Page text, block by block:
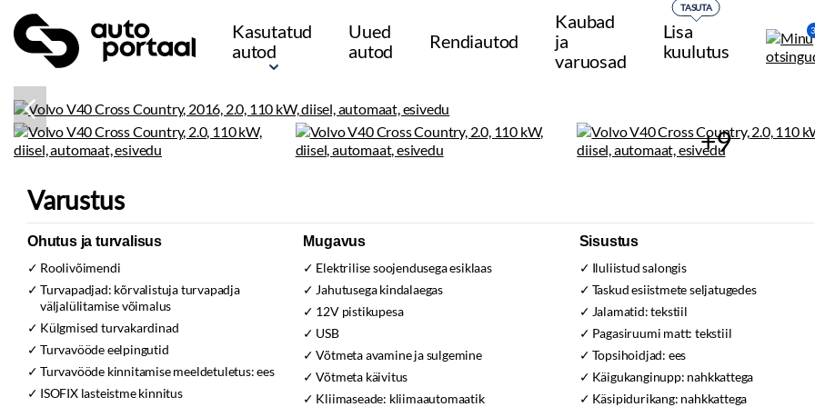
Kasutatud
autod
Uued
autod
Rendiautod
Kaubad
ja
varuosad
Lisa
kuulutus
TASUTA
+9
Varustus
Ohutus ja turvalisus
Roolivõimendi
Turvapadjad: kõrvalistuja turvapadja
väljalülitamise võimalus
Külgmised turvakardinad
Turvavööde eelpingutid
Turvavööde kinnitamise meeldetuletus:ees
ISOFIX lasteistme kinnitus
Mugavus
Elektrilise soojendusega esiklaas
Jahutusega kindalaegas
12V pistikupesa
USB
Võtmeta avamine ja sulgemine
Võtmeta käivitus
Kliimaseade: kliimaautomaatik
Sisustus
Iluliistud salongis
Taskud esiistmete seljatugedes
Jalamatid:tekstiil
Pagasiruumi matt:tekstiil
Topsihoidjad: ees
Käigukanginupp: nahkkattega
Käsipidurikang: nahkkattega